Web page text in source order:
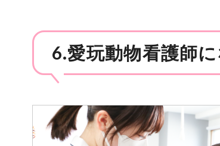
6.愛玩動物看護師